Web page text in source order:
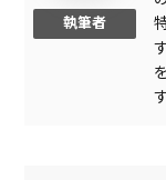
話者識別機能
執筆者